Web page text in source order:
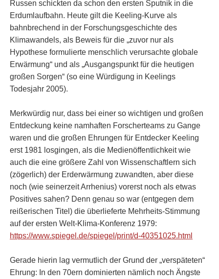
Russen schickten da schon den ersten Sputnik in die
Erdumlaufbahn. Heute gilt die Keeling-Kurve als
bahnbrechend in der Forschungsgeschichte des
Klimawandels, als Beweis für die „zuvor nur als
Hypothese formulierte menschlich verursachte globale
Erwärmung“ und als „Ausgangspunkt für die heutigen
großen Sorgen“ (so eine Würdigung in Keelings
Todesjahr 2005).
Merkwürdig nur, dass bei einer so wichtigen und großen
Entdeckung keine namhaften Forscherteams zu Gange
waren und die großen Ehrungen für Entdecker Keeling
erst 1981 losgingen, als die Medienöffentlichkeit wie
auch die eine größere Zahl von Wissenschaftlern sich
(zögerlich) der Erderwärmung zuwandten, aber diese
noch (wie seinerzeit Arrhenius) vorerst noch als etwas
Positives sahen? Denn genau so war (entgegen dem
reißerischen Titel) die überlieferte Mehrheits-Stimmung
auf der ersten Welt-Klima-Konferenz 1979:
https://www.spiegel.de/spiegel/print/d-40351025.html
Gerade hierin lag vermutlich der Grund der „verspäteten“
Ehrung: In den 70ern dominierten nämlich noch Ängste